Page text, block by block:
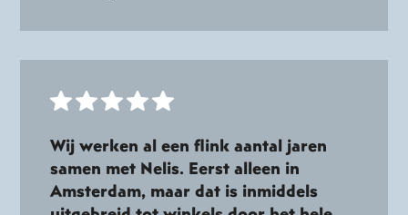
Wij werken al een flink aantal jaren
samen met Nelis. Eerst alleen in
Amsterdam, maar dat is inmiddels